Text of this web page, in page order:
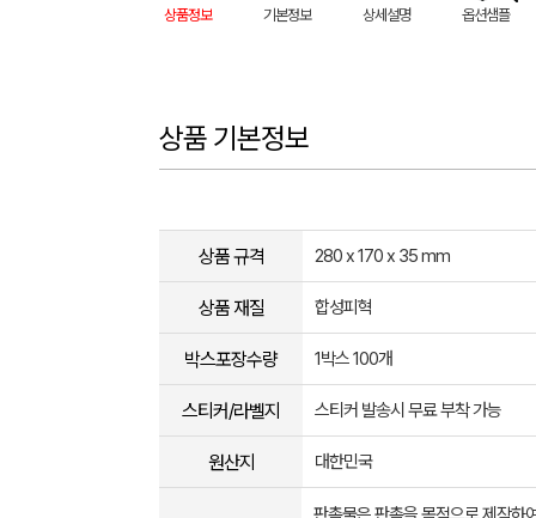
상품정보 기본정보 상세설명 옵션샘플
상품 기본정보
상품 규격 280 x 170 x 35 mm
상품 재질 합성피혁
박스포장수량 1박스 100개
스티커/라벨지 스티커 발송시 무료 부착 가능
원산지 대한민국